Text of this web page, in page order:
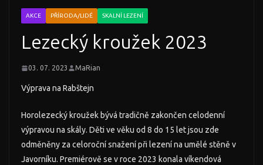
AKCE PŘÍRODA/LIDÉ SKALNÍ LEZENÍ
Lezecký kroužek 2023
03. 07. 2023 MaRian
Výprava na Rabštejn
Horolezecký kroužek bývá tradičně zakončen celodenní
výpravou na skály. Děti ve věku od 8 do 15 let jsou zde
odměněny za celoroční snažení při lezení na umělé stěně v
Javorníku. Premiérově se v roce 2023 konala víkendová